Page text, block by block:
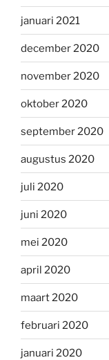
januari 2021
december 2020
november 2020
oktober 2020
september 2020
augustus 2020
juli 2020
juni 2020
mei 2020
april 2020
maart 2020
februari 2020
januari 2020